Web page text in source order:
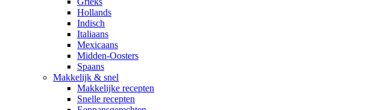
Hollands
Indisch
Italiaans
Mexicaans
Midden-Oosters
Spaans
Makkelijk & snel
Makkelijke recepten
Snelle recepten